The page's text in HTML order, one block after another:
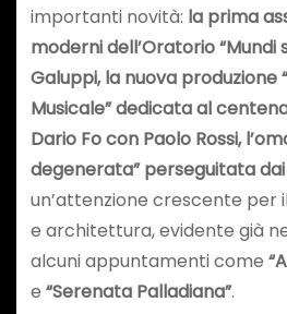
importanti novità: la prima
moderni dell’Oratorio “Mundi
Galuppi, la nuova produzione
Musicale” dedicata al
Dario Fo con Paolo Rossi,
degenerata” perseguitata
un’attenzione crescente per
e architettura, evidente già
alcuni appuntamenti come
e “Serenata Palladiana”.